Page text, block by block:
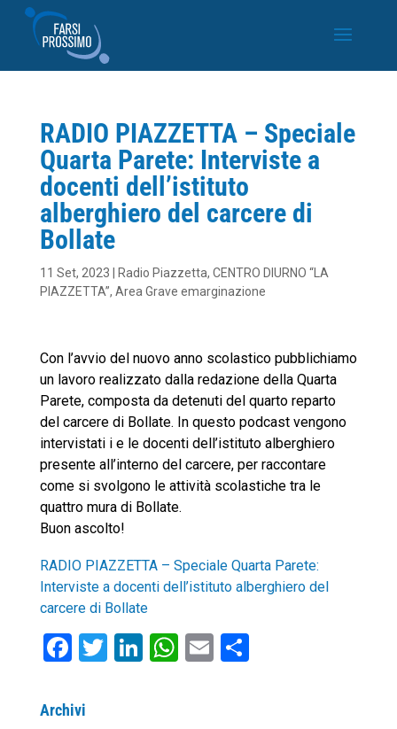
RADIO PIAZZETTA – Speciale
Quarta Parete: Interviste a
docenti dell’istituto
alberghiero del carcere di
Bollate
11 Set, 2023 Radio Piazzetta, CENTRO DIURNO “LA
PIAZZETTA”, Area Grave emarginazione
Con l’avvio del nuovo anno scolastico pubblichiamo
un lavoro realizzato dalla redazione della Quarta
Parete, composta da detenuti del quarto reparto
del carcere di Bollate. In questo podcast vengono
intervistati i e le docenti dell’istituto alberghiero
presente all’interno del carcere, per raccontare
come si svolgono le attività scolastiche tra le
quattro mura di Bollate.
Buon ascolto!
RADIO PIAZZETTA – Speciale Quarta Parete:
Interviste a docenti dell’istituto alberghiero del
carcere di Bollate
F
c
T Li W E C
Archivi